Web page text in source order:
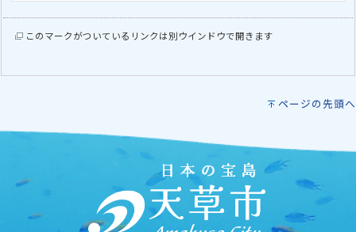
このマークがついているリンクは別ウインドウで開きます
ページの先頭へ